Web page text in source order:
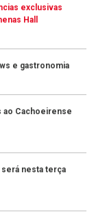
exclusivas
Hall
e gastronomia
ao Cachoeirense
nesta terça